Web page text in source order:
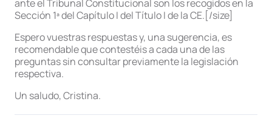
ante el Tribunal Constitucional son los recogidos en la
Sección 1ª del Capítulo I del Título I de la CE.[/size]
Espero vuestras respuestas y, una sugerencia, es
recomendable que contestéis a cada una de las
preguntas sin consultar previamente la legislación
respectiva.
Un saludo, Cristina.